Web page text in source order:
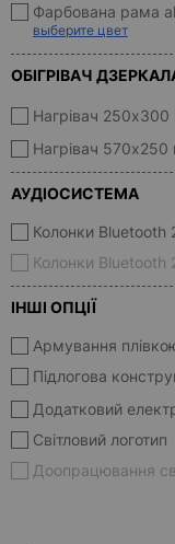
Фарбована рама
выберите цвет
ОБІГРІВАЧ
Нагрівач
Нагрівач
АУДІОСИСТЕМА
Колонки Bluetooth
Колонки Bluetooth
ІНШІ ОПЦІЇ
Армування
Підлогова
Додатковий
Світловий логотип
Доопрацювання